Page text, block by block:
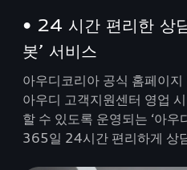
• 24 시간 편리한 상
봇’ 서비스
아우디코리아 공식 홈페이
아우디 고객지원센터 영업
할 수 있도록 운영되는 ‘아우
365일 24시간 편리하게 상